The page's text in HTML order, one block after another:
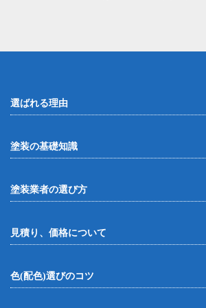
選ばれる理由
塗装の基礎知識
塗装業者の選び方
見積り、価格について
色(配色)選びのコツ